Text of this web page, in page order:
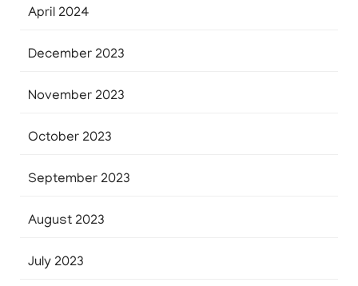
April 2024
December 2023
November 2023
October 2023
September 2023
August 2023
July 2023